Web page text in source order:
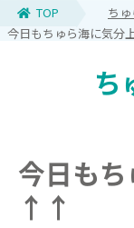
TOP
ち
今日もちゅら海に気
ち
今日も
↑↑